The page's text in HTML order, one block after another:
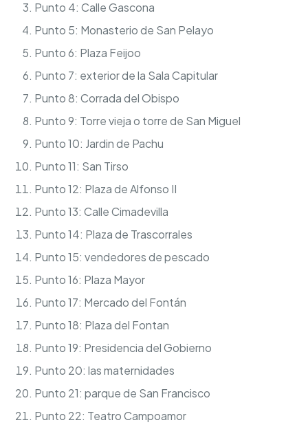
Punto 4: Calle Gascona
Punto 5: Monasterio de San Pelayo
Punto 6: Plaza Feijoo
Punto 7: exterior de la Sala Capitular
Punto 8: Corrada del Obispo
Punto 9: Torre vieja o torre de San Miguel
Punto 10: Jardin de Pachu
Punto 11: San Tirso
Punto 12: Plaza de Alfonso II
Punto 13: Calle Cimadevilla
Punto 14: Plaza de Trascorrales
Punto 15: vendedores de pescado
Punto 16: Plaza Mayor
Punto 17: Mercado del Fontán
Punto 18: Plaza del Fontan
Punto 19: Presidencia del Gobierno
Punto 20: las maternidades
Punto 21: parque de San Francisco
Punto 22: Teatro Campoamor